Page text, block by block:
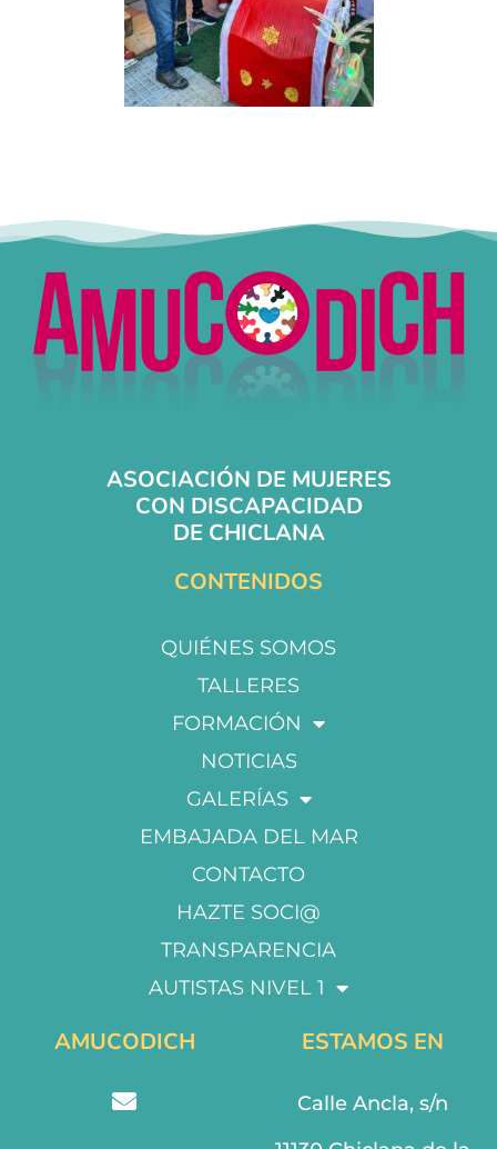
ASOCIACIÓN DE MUJERES
CON DISCAPACIDAD
DE CHICLANA
CONTENIDOS
QUIÉNES SOMOS
TALLERES
FORMACIÓN
NOTICIAS
GALERÍAS
EMBAJADA DEL MAR
CONTACTO
HAZTE SOCI@
TRANSPARENCIA
AUTISTAS NIVEL 1
AMUCODICH ESTAMOS EN
Calle Ancla, s/n